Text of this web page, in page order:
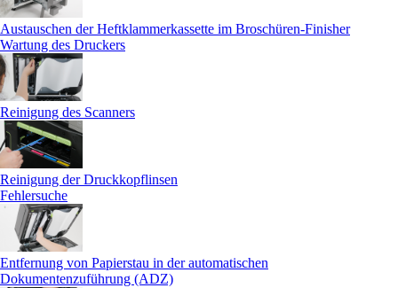
Austauschen der Heftklammerkassette im Broschüren-Finisher
Wartung des Druckers
Reinigung des Scanners
Reinigung der Druckkopflinsen
Fehlersuche
Entfernung von Papierstau in der automatischen
Dokumentenzuführung (ADZ)